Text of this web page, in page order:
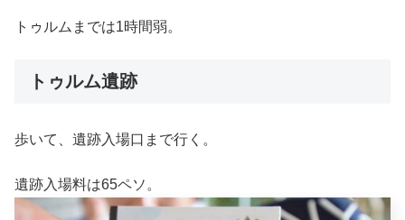
トゥルムまでは1時間弱。
トゥルム遺跡
歩いて、遺跡入場口まで行く。
遺跡入場料は65ペソ。